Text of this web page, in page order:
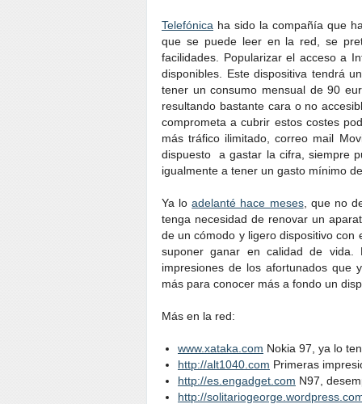
Telefónica ha sido la compañía que
que se puede leer en la red, se
facilidades. Popularizar el acceso a
disponibles. Este dispositiva tendrá
tener un consumo mensual de 90
resultando bastante cara o no
comprometa a cubrir estos costes
más tráfico ilimitado, correo mail
dispuesto a gastar la cifra, siempre
igualmente a tener un gasto mínimo
Ya loadelanté hace meses, que no
tenga necesidad de renovar un
de un cómodo y ligero dispositivo
suponer ganar en calidad de
impresiones de los afortunados que
más para conocer más a fondo un
Más en la red:
www.xataka.com Nokia 97, ya lo
http://alt1040.com Primeras
http://es.engadget.com N97,
http://